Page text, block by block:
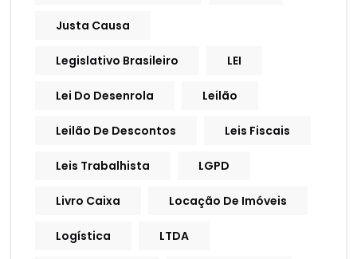
Justa Causa
Legislativo Brasileiro LEI
Lei Do Desenrola Leilão
Leilão De Descontos Leis Fiscais
Leis Trabalhista LGPD
Livro Caixa Locação De Imóveis
Logística LTDA